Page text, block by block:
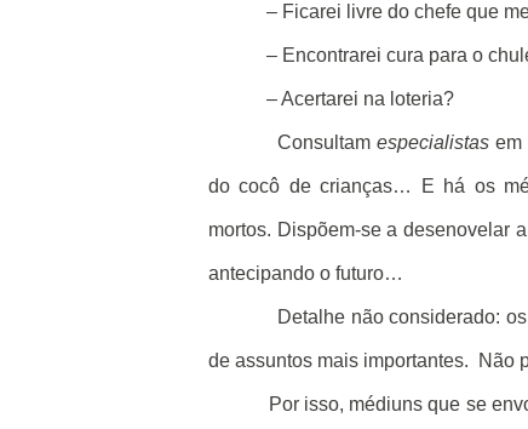
– Ficarei livre do chefe que
– Encontrarei cura para o
– Acertarei na loteria?
Consultamespecialistas em
do cocô de crianças… E há os
mortos. Dispõem-se a desenovelar
antecipando o futuro…
Detalhe não considerado:
de assuntos mais importantes. Não
Por isso, médiuns que se